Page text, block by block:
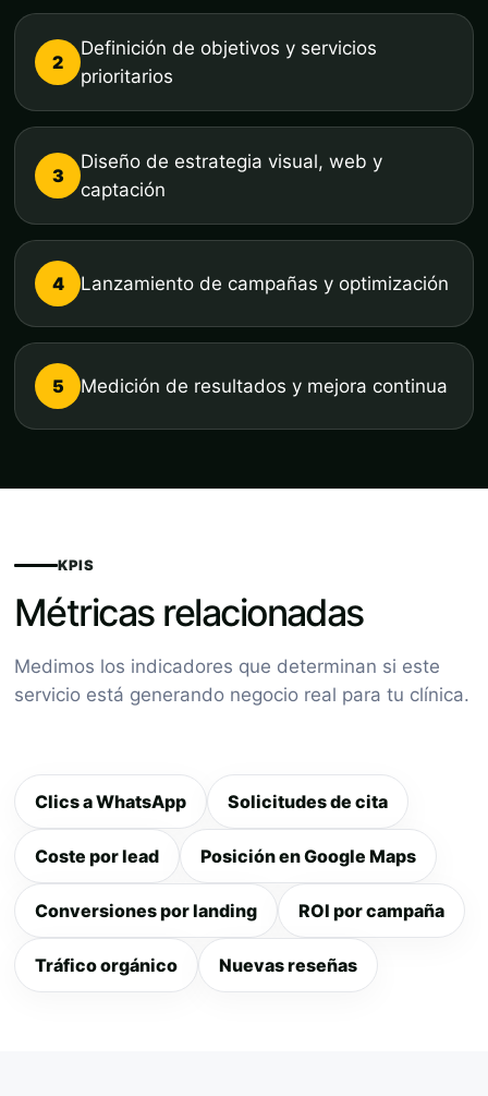
2
Definición de objetivos y servicios
prioritarios
3
Diseño de estrategia visual, web y
captación
4 Lanzamiento de campañas y optimización
5 Medición de resultados y mejora continua
KPIS
Métricas relacionadas
Medimos los indicadores que determinan si este
servicio está generando negocio real para tu clínica.
Clics a WhatsApp Solicitudes de cita
Coste por lead Posición en Google Maps
Conversiones por landing ROI por campaña
Tráfico orgánico Nuevas reseñas